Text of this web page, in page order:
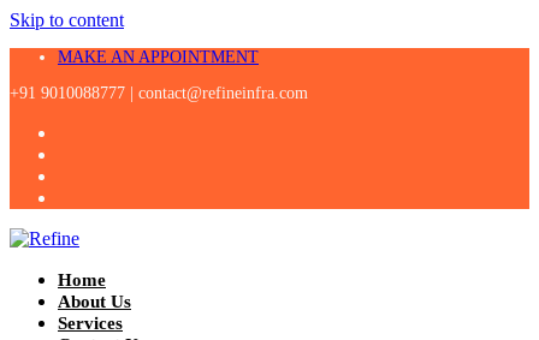
Skip to content
MAKE AN APPOINTMENT
+91 9010088777 | contact@refineinfra.com
Home
About Us
Services